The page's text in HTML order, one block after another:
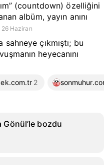
(countdown) özelliğini
albüm, yayın anını
26 Haziran
çıkmıştı; bu
heyecanını
2
Gönül’le bozdu